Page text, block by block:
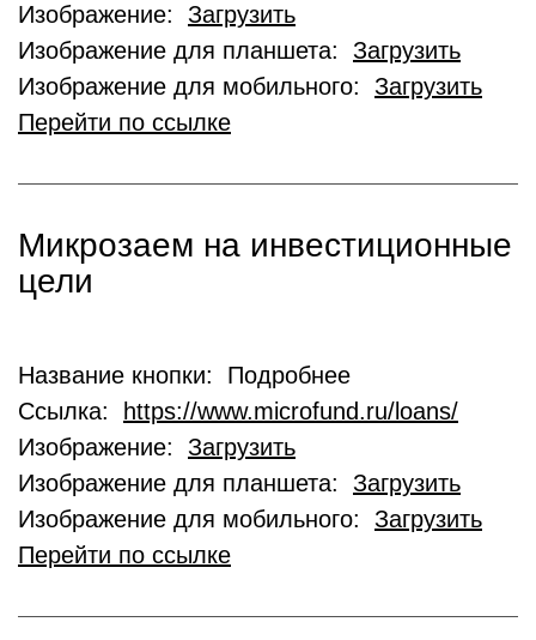
Изображение: Загрузить
Изображение для планшета: Загрузить
Изображение для мобильного: Загрузить
Перейти по ссылке
Микрозаем на инвестиционные
цели
Название кнопки: Подробнее
Ссылка:
https://www.microfund.ru/loans/
Изображение: Загрузить
Изображение для планшета: Загрузить
Изображение для мобильного: Загрузить
Перейти по ссылке